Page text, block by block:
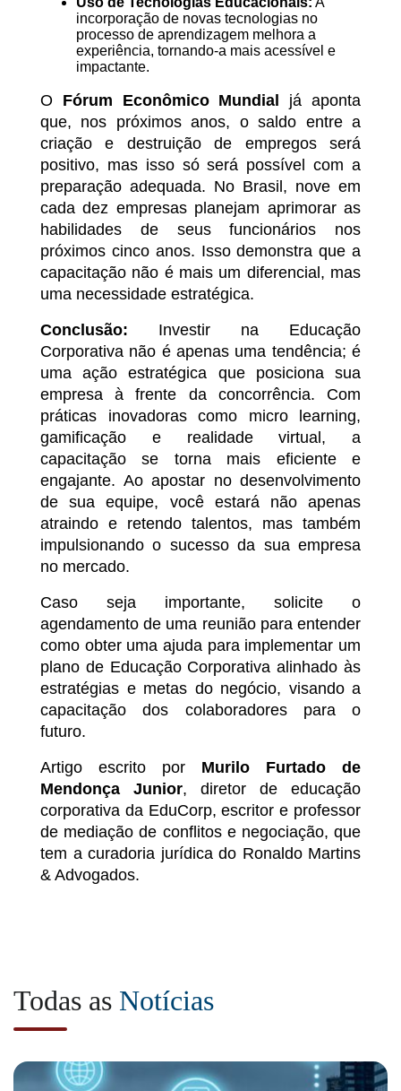
incorporação de novas tecnologias no
processo de aprendizagem melhora a
experiência, tornando-a mais acessível e
impactante.
O Fórum Econômico Mundial
já aponta
que, nos próximos anos, o saldo entre a
criação e destruição de empregos será
positivo, mas isso só será possível com a
preparação adequada. No Brasil, nove em
cada dez empresas planejam aprimorar as
habilidades de seus funcionários nos
próximos cinco anos. Isso demonstra que a
capacitação não é mais um diferencial, mas
uma necessidade estratégica.
Conclusão: Investir na Educação
Corporativa não é apenas uma tendência; é
uma ação estratégica que posiciona sua
empresa à frente da concorrência. Com
práticas inovadoras como micro learning,
gamificação e realidade virtual, a
capacitação se torna mais eficiente e
engajante. Ao apostar no desenvolvimento
de sua equipe, você estará não apenas
atraindo e retendo talentos, mas também
impulsionando o sucesso da sua empresa
no mercado.
Caso seja importante, solicite o
agendamento de uma reunião para entender
como obter uma ajuda para implementar um
plano de Educação Corporativa alinhado às
estratégias e metas do negócio, visando a
capacitação dos colaboradores para o
futuro.
Artigo escrito por Murilo Furtado de
Mendonça Junior, diretor de educação
corporativa da EduCorp, escritor e professor
de mediação de conflitos e negociação, que
tem a curadoria jurídica do Ronaldo Martins
& Advogados.
Todas as Notícias